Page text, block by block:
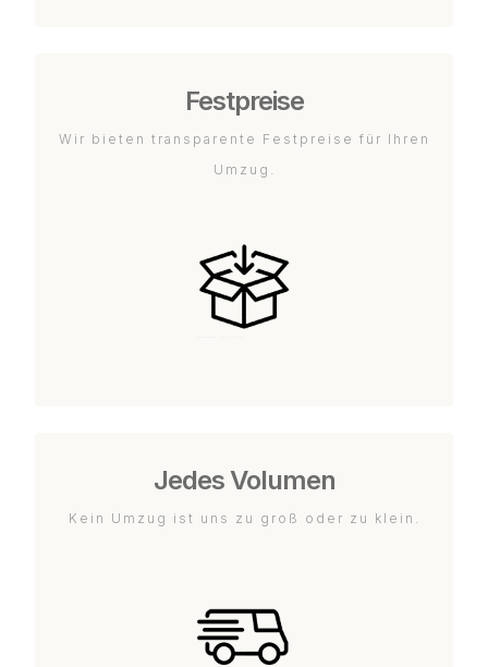
Festpreise
Wir bieten transparente Festpreise für Ihren
Umzug.
Jedes Volumen
Kein Umzug ist uns zu groß oder zu klein.